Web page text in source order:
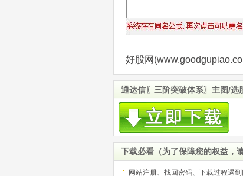
好股网
通达信〖三阶突破体系〗主图/
下载必看（为了保障您的权益，
网站注册、找回密码、下载过程遇